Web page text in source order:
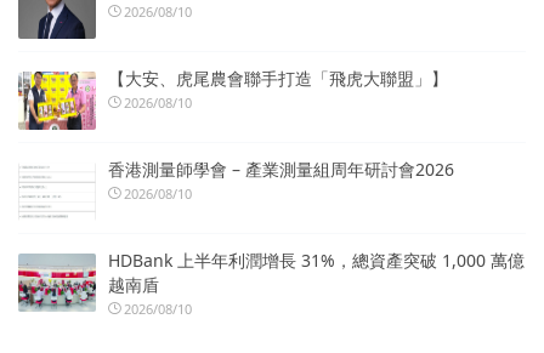
2026/08/10
【大安、虎尾農會聯手打造「飛虎大聯盟」】
2026/08/10
香港測量師學會 – 產業測量組周年研討會2026
2026/08/10
HDBank 上半年利潤增長 31%，總資產突破 1,000 萬億
越南盾
2026/08/10